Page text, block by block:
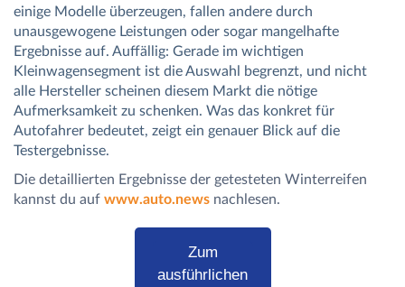
einige Modelle überzeugen, fallen andere durch
unausgewogene Leistungen oder sogar mangelhafte
Ergebnisse auf. Auffällig: Gerade im wichtigen
Kleinwagensegment ist die Auswahl begrenzt, und nicht
alle Hersteller scheinen diesem Markt die nötige
Aufmerksamkeit zu schenken. Was das konkret für
Autofahrer bedeutet, zeigt ein genauer Blick auf die
Testergebnisse.
Die detaillierten Ergebnisse der getesteten Winterreifen
kannst du auf www.auto.news nachlesen.
Zum
ausführlichen